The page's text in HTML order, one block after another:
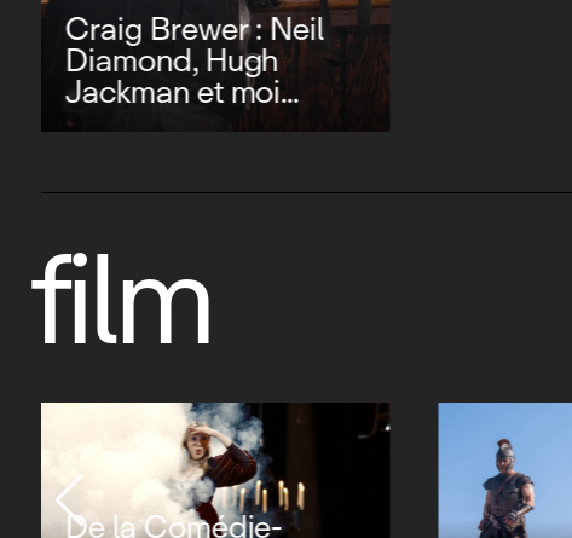
Craig Brewer : Neil
Diamond, Hugh
Jackman et moi...
film
De la Comédie-